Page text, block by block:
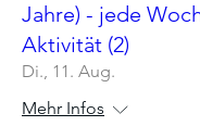
Jahre) - jede
Aktivität (2)
Di., 11. Aug.
Mehr Infos